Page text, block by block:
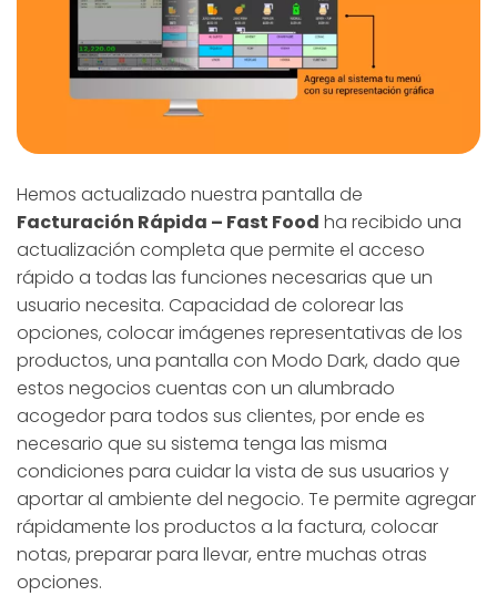
Hemos actualizado nuestra pantalla de
Facturación Rápida – Fast Food ha recibido una
actualización completa que permite el acceso
rápido a todas las funciones necesarias que un
usuario necesita. Capacidad de colorear las
opciones, colocar imágenes representativas de los
productos, una pantalla con Modo Dark, dado que
estos negocios cuentas con un alumbrado
acogedor para todos sus clientes, por ende es
necesario que su sistema tenga las misma
condiciones para cuidar la vista de sus usuarios y
aportar al ambiente del negocio. Te permite agregar
rápidamente los productos a la factura, colocar
notas, preparar para llevar, entre muchas otras
opciones.